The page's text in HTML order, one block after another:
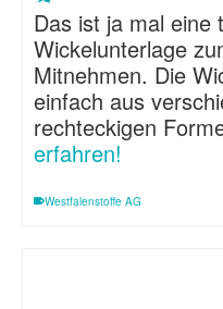
Das ist ja mal eine
Wickelunterlage
Mitnehmen. Die
einfach aus
rechteckigen
erfahren!
Westfalenstoffe AG